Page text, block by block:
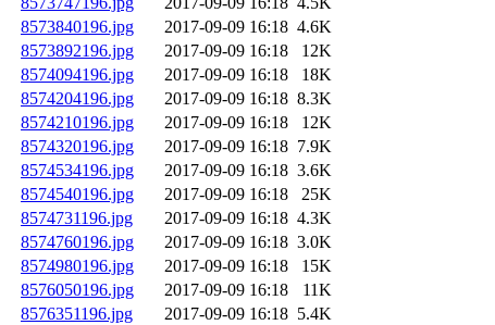
8573840196.jpg
2017-09-09 16:18 4.6K
8573892196.jpg
2017-09-09 16:18
12K
8574094196.jpg
2017-09-09 16:18
18K
8574204196.jpg
2017-09-09 16:18 8.3K
8574210196.jpg
2017-09-09 16:18
12K
8574320196.jpg
2017-09-09 16:18 7.9K
8574534196.jpg
2017-09-09 16:18 3.6K
8574540196.jpg
2017-09-09 16:18
25K
8574731196.jpg
2017-09-09 16:18 4.3K
8574760196.jpg
2017-09-09 16:18 3.0K
8574980196.jpg
2017-09-09 16:18
15K
8576050196.jpg
2017-09-09 16:18
11K
8576351196.jpg
2017-09-09 16:18 5.4K